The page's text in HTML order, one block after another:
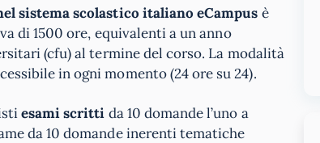
sistema scolastico italiano eCampus è
di 1500 ore, equivalenti a un anno
(cfu) al termine del corso. La modalità
in ogni momento (24 ore su 24).
esami scritti da 10 domande l’uno a
da 10 domande inerenti tematiche